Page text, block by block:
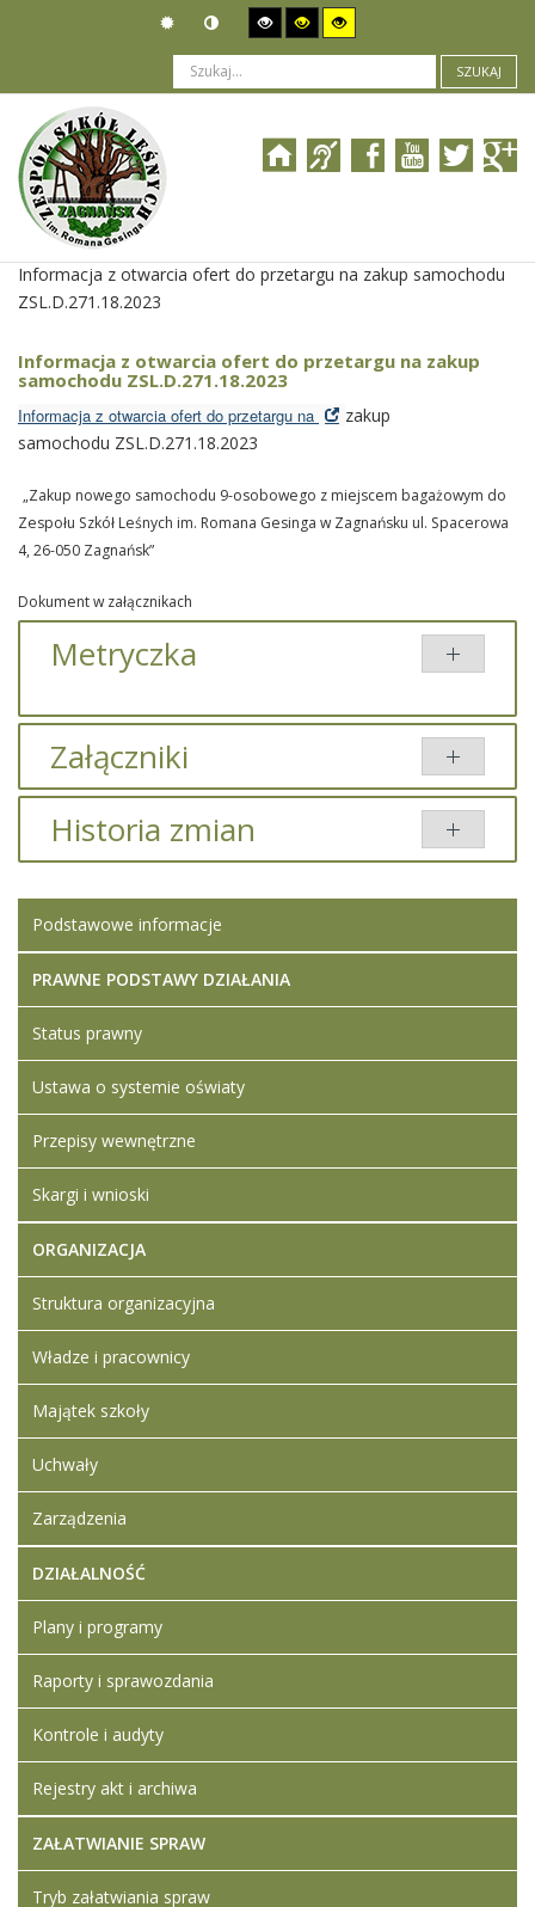
SZUKAJ
Jesteś tutaj: Zamówienia publiczne
Wyniki postępowania
Informacja z otwarcia ofert do przetargu na zakup samochodu
ZSL.D.271.18.2023
Informacja z otwarcia ofert do przetargu na zakup
samochodu ZSL.D.271.18.2023
Informacja z otwarcia ofert do przetargu na
zakup
samochodu ZSL.D.271.18.2023
„Zakup nowego samochodu 9-osobowego z miejscem bagażowym do
Zespołu Szkół Leśnych im. Romana Gesinga w Zagnańsku ul. Spacerowa
4, 26-050 Zagnańsk”
Dokument w załącznikach
Metryczka
Załączniki
Brak załączników.
Historia zmian
Artykuł został
zmieniony.
wtorek,
14
listopad
Ledwójcik
Artykuł został
zmieniony.
Dodane
Informacja z
otwarcia ofert
ZSL.D.271.18.2023
wtorek,
listopad
15:06
Ledwójcik
Podstawowe informacje
PRAWNE PODSTAWY DZIAŁANIA
Status prawny
Ustawa o systemie oświaty
Przepisy wewnętrzne
Skargi i wnioski
ORGANIZACJA
Struktura organizacyjna
Władze i pracownicy
Majątek szkoły
Uchwały
Zarządzenia
DZIAŁALNOŚĆ
Plany i programy
Raporty i sprawozdania
Kontrole i audyty
Rejestry akt i archiwa
ZAŁATWIANIE SPRAW
Tryb załatwiania spraw